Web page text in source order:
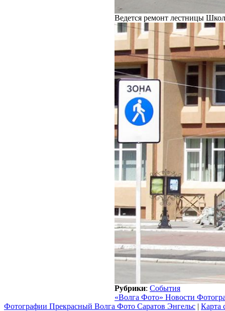
Ведется ремонт лестницы
Рубрики: События
«Волга Фото» Новости
Фотографии Прекрасный Волга Фото Саратов Энгельс | Карта